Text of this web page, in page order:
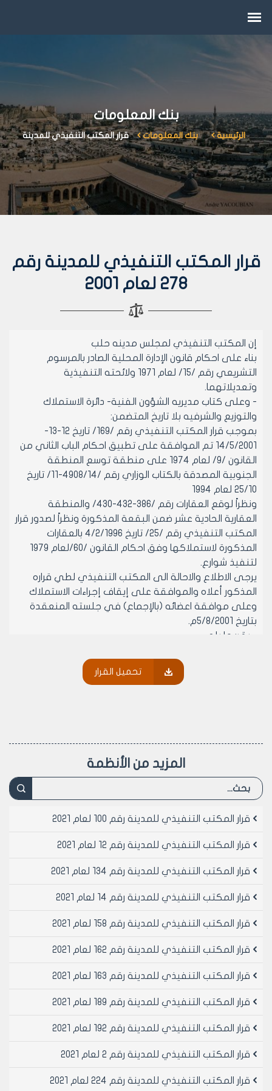
بنك المعلومات
الرئيسية بنك المعلومات قرار المكتب التنفيذي للمدينة
قرار المكتب التنفيذي للمدينة رقم
278 لعام 2001
إن المكتب التنفيذي لمجلس مدينه حلب
بناء على احكام قانون الإدارة المحلية الصادر بالمرسوم
التشريعي رقم /15/ لعام 1971 ولائحته التنفيذية
وتعديلاتهما.
- وعلى كتاب مديريه الشؤون الفنية- دائرة الاستملاك
والتوزيع والشرفيه بلا تاريخ المتضمن:
بموجب قرار المكتب التنفيذي رقم /169/ تاريخ 12-13-
14/5/2001 تم الموافقة على تطبيق احكام الباب الثاني من
القانون /9/ لعام 1974 على منطقة توسع المنطقة
الجنوبية المصدقة بالكتاب الوزاري رقم /4908/14-11/ تاريخ
25/10 لعام 1994
ونظراً لوقع العقارات رقم /386-432-430/ والمنطقة
العقارية الحادية عشر ضمن البقعة المذكورة ونظراً لصدور قرار
المكتب التنفيذي رقم /25/ تاريخ 4/2/1996 بالعقارات
المذكورة لاستملاكها وفق احكام القانون /60/لعام 1979
لتنفيذ شوارع.
يرجى الاطلاع والاحالة الى المكتب التنفيذي لطي قراره
المذكور أعلاه والموافقة على إيقاف إجراءات الاستملاك
وعلى موافقة اعضائه (بالإجماع) في جلسته المنعقدة
بتاريخ 5/8/2001م.
- يقرر ما يلي –
نظراً لوقوع العقارات رقم /386-432-430/ منطقة العقارية
مادة 2- يبلغ الى مديرية الشؤون الفنية لايقاف إجراءات
رئيس المكتب التنفيذي لمجلس مدينة
المهندس بسام بيروتي
تحميل القرار
المزيد من الأنظمة
قرار المكتب التنفيذي للمدينة رقم 100 لعام 2021
قرار المكتب التنفيذي للمدينة رقم 12 لعام 2021
قرار المكتب التنفيذي للمدينة رقم 134 لعام 2021
قرار المكتب التنفيذي للمدينة رقم 14 لعام 2021
قرار المكتب التنفيذي للمدينة رقم 158 لعام 2021
قرار المكتب التنفيذي للمدينة رقم 162 لعام 2021
قرار المكتب التنفيذي للمدينة رقم 163 لعام 2021
قرار المكتب التنفيذي للمدينة رقم 189 لعام 2021
قرار المكتب التنفيذي للمدينة رقم 192 لعام 2021
قرار المكتب التنفيذي للمدينة رقم 2 لعام 2021
قرار المكتب التنفيذي للمدينة رقم 224 لعام 2021